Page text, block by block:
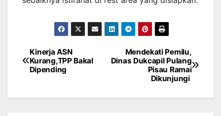
Post
navigation
Mendekati Pemilu,
Dinas Dukcapil Pulang
Pisau Ramai
Dikunjungi
Kinerja ASN
Kurang,TPP Bakal
Dipending